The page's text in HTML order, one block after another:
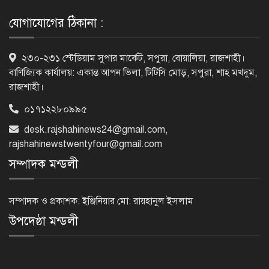
ফিরে দেখা ৫ আগস্ট গণউল্লাসে বদলে যায়
থমথমে রাজধানী
অনিয়মের অভিযোগ
চাঁদাবাজিমুক্ত, কঠোর হুঁশিয়ারি পুলিশ
সুপারের
যোগাযোগের ঠিকানা :
২৩০-২৩১ স্টেডিয়াম সুপার মার্কেট, সপুরা, বোয়ালিয়া, রাজশাহী।
বাণিজ্যিক কার্যালয়: একান্ত আপন ভিলা, টিটিসি মোড়, সপুরা, শাহ মখদুম,
রাজশাহী।
০১৭১২২৮০৯৯৫
desk.rajshahinews24@gmail.com,
rajshahinewstwentyfour@gmail.com
সম্পাদক মন্ডলী
সম্পাদক ও প্রকাশক: ইঞ্জিনিয়ার মো: রায়হানুল ইসলাম
উপদেষ্ঠা মন্ডলী